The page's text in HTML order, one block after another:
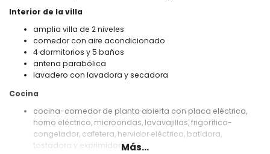
Interior de la villa
amplia villa de 2 niveles
comedor con aire acondicionado
4 dormitorios y 5 baños
antena parabólica
lavadero con lavadora y secadora
Cocina
cocina-comedor de planta abierta con placa eléctrica,
horno eléctrico, microondas, lavavajillas, frigorífico-
congelador, cafetera, hervidor eléctrico, batidora,
tostadora y exprimidorMás...